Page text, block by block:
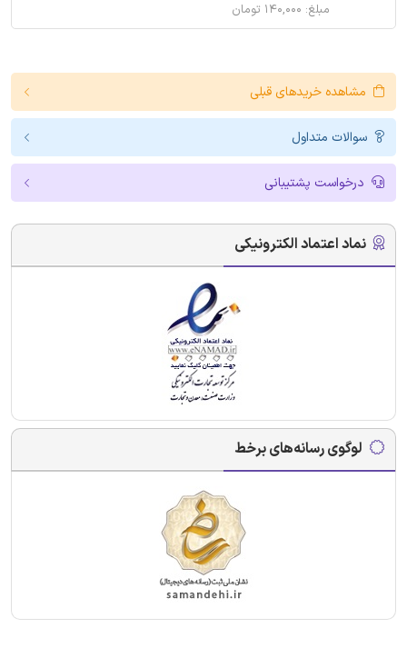
مبلغ: ۱۴۰,۰۰۰ تومان
مشاهده خریدهای قبلی
سوالات متداول
درخواست پشتیبانی
نماد اعتماد الکترونیکی
لوگوی رسانه‌های برخط